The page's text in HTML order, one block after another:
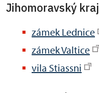
Jihomoravský kraj
zámek Lednice
zámek Valtice
vila Stiassni